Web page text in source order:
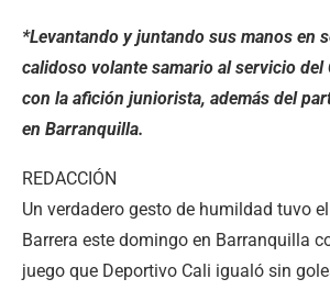
*Levantando y juntando sus manos en
calidoso volante samario al servicio del
con la afición juniorista, además del
en Barranquilla.
REDACCIÓN
Un verdadero gesto de humildad tuvo
Barrera este domingo en Barranquilla
juego que Deportivo Cali igualó sin